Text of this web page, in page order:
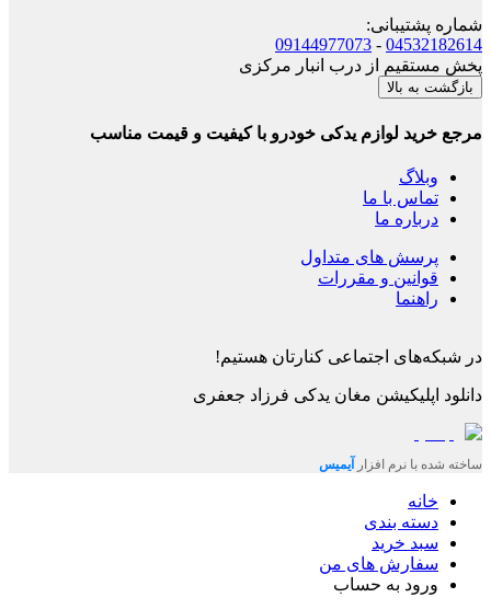
شماره پشتیبانی:
04532182614
-
09144977073
پخش مستقیم از درب انبار مرکزی
بازگشت به بالا
مرجع خرید لوازم یدکی خودرو با کیفیت و قیمت مناسب
وبلاگ
تماس با ما
درباره ما
پرسش های متداول
قوانین و مقررات
راهنما
در شبکه‌های اجتماعی کنارتان هستیم!
دانلود اپلیکیشن مغان یدکی فرزاد جعفری
ساخته شده با نرم افزار آیمیس
خانه
دسته بندی
سبد خرید
سفارش های من
ورود به حساب